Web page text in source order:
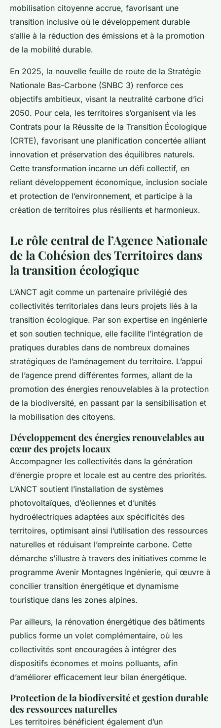
mobilisation citoyenne accrue, favorisant une
transition inclusive où le développement durable
s’allie à la réduction des émissions et à la promotion
de la mobilité durable.
En 2025, la nouvelle feuille de route de la Stratégie
Nationale Bas-Carbone (SNBC 3) renforce ces
objectifs ambitieux, visant la neutralité carbone d’ici
2050. Pour cela, les territoires s’organisent via les
Contrats pour la Réussite de la Transition Écologique
(CRTE), favorisant une planification concertée alliant
innovation et préservation des équilibres naturels.
Cette transformation incarne un défi collectif, en
reliant développement économique, inclusion sociale
et protection de l’environnement, et participe à la
création de territoires plus résilients et harmonieux.
Le rôle central de l’Agence Nationale
de la Cohésion des Territoires dans
la transition écologique
L’ANCT agit comme un partenaire privilégié des
collectivités territoriales dans leurs projets liés à la
transition écologique. Par son expertise en ingénierie
et son soutien technique, elle facilite l’intégration de
pratiques durables dans de nombreux domaines
stratégiques de l’aménagement du territoire. L’appui
de l’agence prend différentes formes, allant de la
promotion des énergies renouvelables à la protection
de la biodiversité, en passant par la sensibilisation et
la mobilisation des citoyens.
Développement des énergies renouvelables au
cœur des projets locaux
Accompagner les collectivités dans la génération
d’énergie propre et locale est au centre des priorités.
L’ANCT soutient l’installation de systèmes
photovoltaïques, d’éoliennes et d’unités
hydroélectriques adaptées aux spécificités des
territoires, optimisant ainsi l’utilisation des ressources
naturelles et réduisant l’empreinte carbone. Cette
démarche s’illustre à travers des initiatives comme le
programme Avenir Montagnes Ingénierie, qui œuvre à
concilier transition énergétique et dynamisme
touristique dans les zones alpines.
Par ailleurs, la rénovation énergétique des bâtiments
publics forme un volet complémentaire, où les
collectivités sont encouragées à intégrer des
dispositifs économes et moins polluants, afin
d’améliorer efficacement leur bilan énergétique.
Protection de la biodiversité et gestion durable
des ressources naturelles
Les territoires bénéficient également d’un